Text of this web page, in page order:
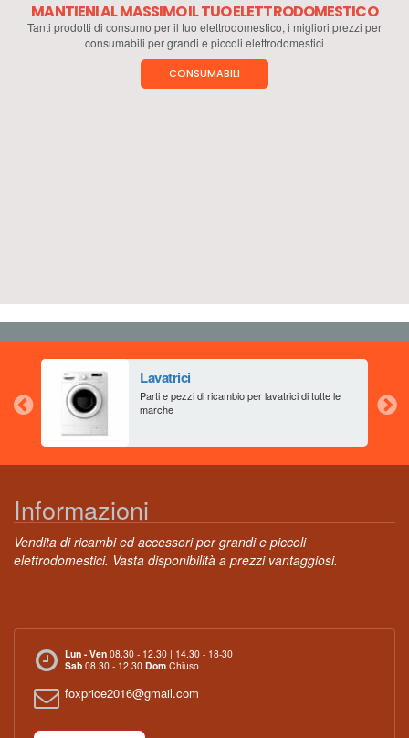
MANTIENI AL MASSIMO IL TUO ELETTRODOMESTICO
Tanti prodotti di consumo per il tuo elettrodomestico, i migliori prezzi per
consumabili per grandi e piccoli elettrodomestici
CONSUMABILI
Lavatrici
Parti e pezzi di ricambio per lavatrici di tutte le
marche
Informazioni
Vendita di ricambi ed accessori per grandi e piccoli
elettrodomestici. Vasta disponibilità a prezzi vantaggiosi.
Lun - Ven 08.30 - 12.30 | 14.30 - 18-30
Sab 08.30 - 12.30 Dom Chiuso
foxprice2016@gmail.com